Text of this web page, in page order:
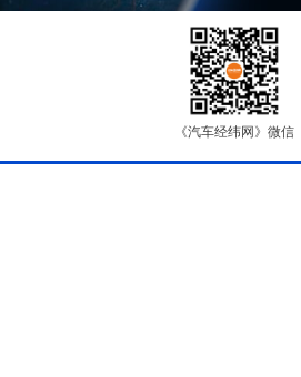
《汽车经纬网》微信